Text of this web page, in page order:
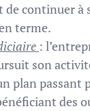
de continuer à
terme.
:
son
plan passant
des